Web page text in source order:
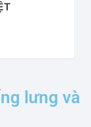
lưng và